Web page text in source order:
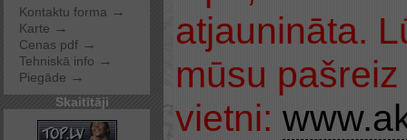
Kontaktu forma →
Karte →
Cenas pdf →
Tehniskā info →
Piegāde →
Skaitītāji
atjaunināta.
mūsu
vietni: